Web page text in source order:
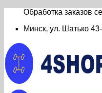
Обработка заказов
Минск, ул. Шатько